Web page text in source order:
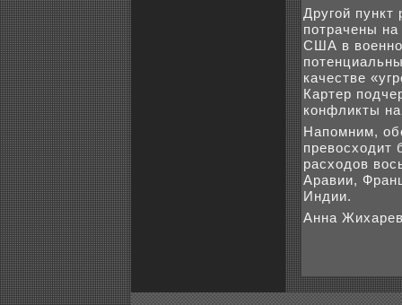
Другой
потрачены на
США в
качестве
Картер
конфликты
Напомним,
расходов
Аравии,
Индии.
Анна